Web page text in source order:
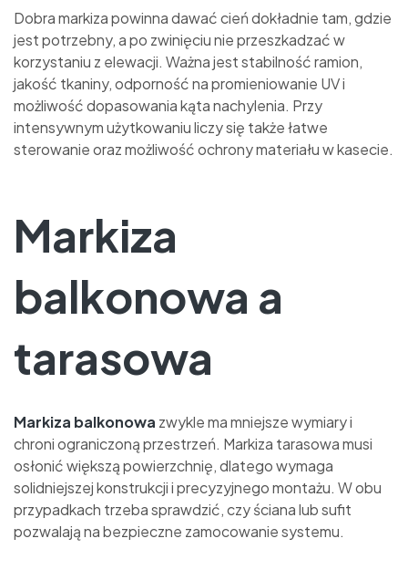
Dobra markiza powinna dawać cień dokładnie tam, gdzie
jest potrzebny, a po zwinięciu nie przeszkadzać w
korzystaniu z elewacji. Ważna jest stabilność ramion,
jakość tkaniny, odporność na promieniowanie UV i
możliwość dopasowania kąta nachylenia. Przy
intensywnym użytkowaniu liczy się także łatwe
sterowanie oraz możliwość ochrony materiału w kasecie.
Markiza
balkonowa a
tarasowa
Markiza balkonowa zwykle ma mniejsze wymiary i
chroni ograniczoną przestrzeń. Markiza tarasowa musi
osłonić większą powierzchnię, dlatego wymaga
solidniejszej konstrukcji i precyzyjnego montażu. W obu
przypadkach trzeba sprawdzić, czy ściana lub sufit
pozwalają na bezpieczne zamocowanie systemu.